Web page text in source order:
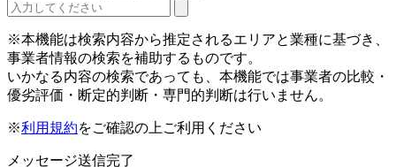
※本機能は検索内容から推定されるエリアと業種に基づき、
事業者情報の検索を補助するものです。
いかなる内容の検索であっても、本機能では事業者の比較・
優劣評価・断定的判断・専門的判断は行いません。
※利用規約をご確認の上ご利用ください
メッセージ送信完了